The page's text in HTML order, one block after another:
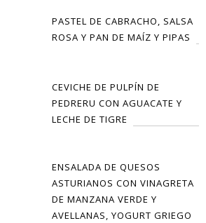
PASTEL DE CABRACHO, SALSA
ROSA Y PAN DE MAÍZ Y PIPAS
CEVICHE DE PULPÍN DE
PEDRERU CON AGUACATE Y
LECHE DE TIGRE
ENSALADA DE QUESOS
ASTURIANOS CON VINAGRETA
DE MANZANA VERDE Y
AVELLANAS, YOGURT GRIEGO